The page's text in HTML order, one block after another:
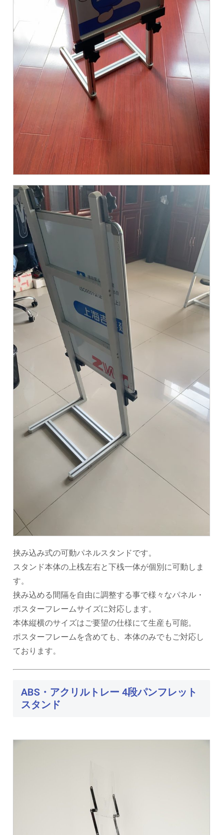
挟み込み式の可動パネルスタンドです。
スタンド本体の上桟左右と下桟一体が個別に可動しま
す。
挟み込める間隔を自由に調整する事で様々なパネル・
ポスターフレームサイズに対応します。
本体縦横のサイズはご要望の仕様にて生産も可能。
ポスターフレームを含めても、本体のみでもご対応し
ております。
ABS・アクリルトレー 4段パンフレット
スタンド